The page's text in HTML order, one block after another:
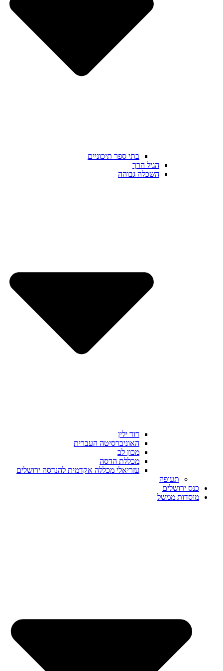
בתי ספר תיכוניים
הגיל הרך
השכלה גבוהה
דוד ילין
האוניברסיטה העברית
מכון לב
מכללת הדסה
עזריאלי מכללה אקדמית להנדסה ירושלים
תעופה
כנס ירושלים
מוסדות ממשל